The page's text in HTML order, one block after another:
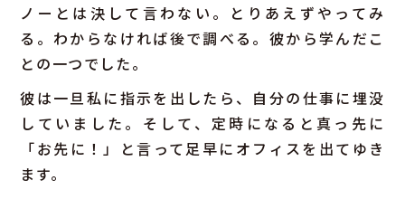
ノーとは決して言わない。とりあえずやってみ
る。わからなければ後で調べる。彼から学んだこ
との一つでした。
彼は一旦私に指示を出したら、自分の仕事に埋没
していました。そして、定時になると真っ先に
「お先に！」と言って足早にオフィスを出てゆき
ます。